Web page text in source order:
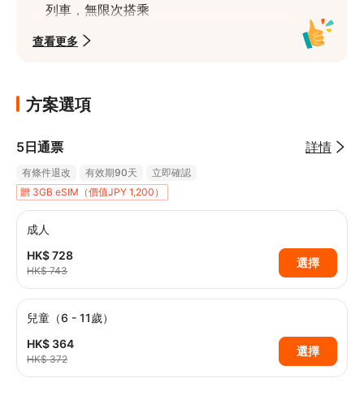
列車，無限次搭乘
**無需兑換實體票：**您可在JR Pass售票
查看更多
方案選項
5日通票 詳情
有條件退改 有效期90天
立即確認
贈 3GB eSIM（價值JPY 1,200）
成人
HK$ 728
HK$ 743
選擇
兒童（6 - 11歲）
HK$ 364
HK$ 372
選擇